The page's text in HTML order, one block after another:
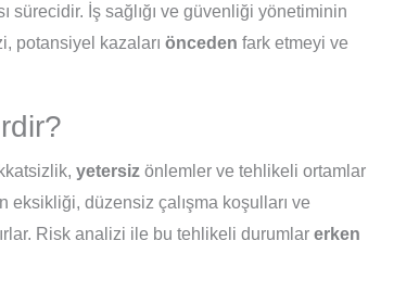
sürecidir. İş sağlığı ve güvenliği yönetiminin
potansiyel kazaları önceden fark etmeyi ve
yetersiz önlemler ve tehlikeli ortamlar
eksikliği, düzensiz çalışma koşulları ve
Risk analizi ile bu tehlikeli durumlar erken